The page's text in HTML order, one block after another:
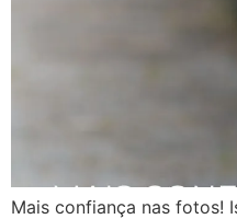
Mais confiança nas fotos!